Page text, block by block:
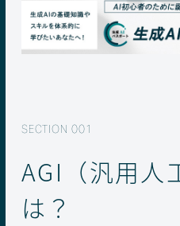
AGI（汎用人
は？